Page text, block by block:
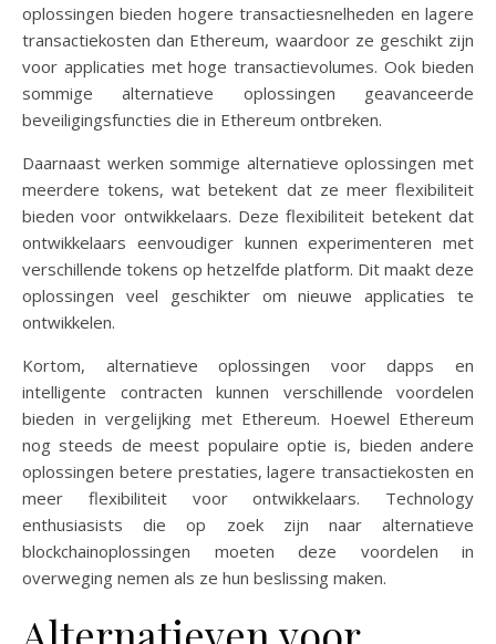
oplossingen bieden hogere transactiesnelheden en lagere
transactiekosten dan Ethereum, waardoor ze geschikt zijn
voor applicaties met hoge transactievolumes. Ook bieden
sommige alternatieve oplossingen geavanceerde
beveiligingsfuncties die in Ethereum ontbreken.
Daarnaast werken sommige alternatieve oplossingen met
meerdere tokens, wat betekent dat ze meer flexibiliteit
bieden voor ontwikkelaars. Deze flexibiliteit betekent dat
ontwikkelaars eenvoudiger kunnen experimenteren met
verschillende tokens op hetzelfde platform. Dit maakt deze
oplossingen veel geschikter om nieuwe applicaties te
ontwikkelen.
Kortom, alternatieve oplossingen voor dapps en
intelligente contracten kunnen verschillende voordelen
bieden in vergelijking met Ethereum. Hoewel Ethereum
nog steeds de meest populaire optie is, bieden andere
oplossingen betere prestaties, lagere transactiekosten en
meer flexibiliteit voor ontwikkelaars. Technology
enthusiasists die op zoek zijn naar alternatieve
blockchainoplossingen moeten deze voordelen in
overweging nemen als ze hun beslissing maken.